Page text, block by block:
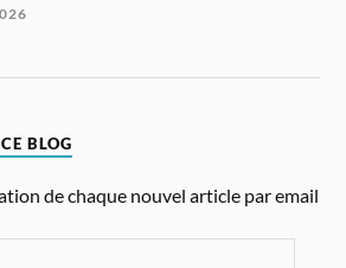
BLOG
de chaque nouvel article par email